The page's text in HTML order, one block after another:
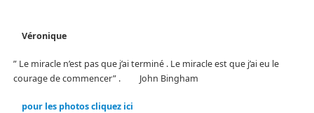
Véronique
” Le miracle n’est pas que j’ai terminé . Le miracle est que j’ai eu le
courage de commencer” . John Bingham
pour les photos cliquez ici